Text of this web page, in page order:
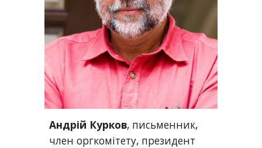
Андрій Курков, письменник,
член оргкомітету, президент